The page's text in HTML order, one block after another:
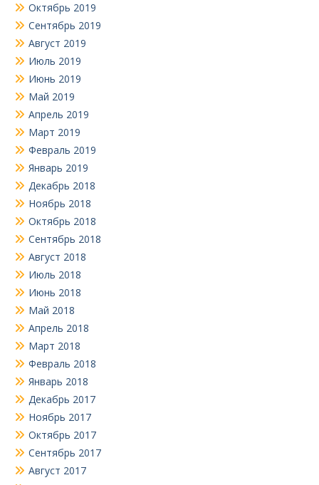
Октябрь 2019
Сентябрь 2019
Август 2019
Июль 2019
Июнь 2019
Май 2019
Апрель 2019
Март 2019
Февраль 2019
Январь 2019
Декабрь 2018
Ноябрь 2018
Октябрь 2018
Сентябрь 2018
Август 2018
Июль 2018
Июнь 2018
Май 2018
Апрель 2018
Март 2018
Февраль 2018
Январь 2018
Декабрь 2017
Ноябрь 2017
Октябрь 2017
Сентябрь 2017
Август 2017